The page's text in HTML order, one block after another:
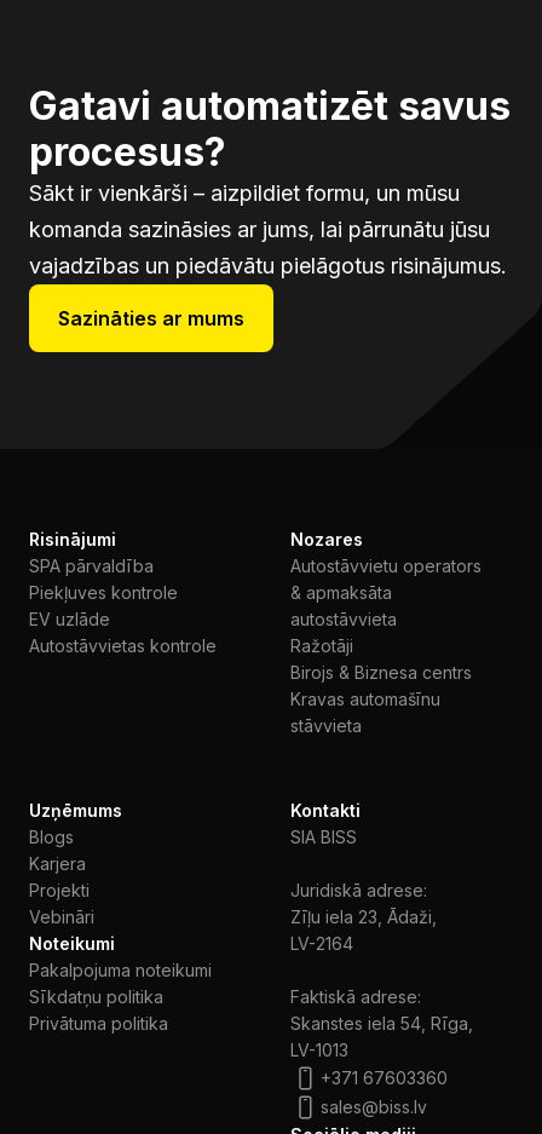
Gatavi automatizēt savus
procesus?
Sākt ir vienkārši – aizpildiet formu, un mūsu
komanda sazināsies ar jums, lai pārrunātu jūsu
vajadzības un piedāvātu pielāgotus risinājumus.
Sazināties ar mums
Risinājumi
SPA pārvaldība
Piekļuves kontrole
EV uzlāde
Autostāvvietas kontrole
Nozares
Autostāvvietu operators
& apmaksāta
autostāvvieta
Ražotāji
Birojs & Biznesa centrs
Kravas automašīnu
stāvvieta
Uzņēmums
Blogs
Karjera
Projekti
Vebināri
Noteikumi
Pakalpojuma noteikumi
Sīkdatņu politika
Privātuma politika
Kontakti
SIA BISS
Juridiskā adrese:
Zīļu iela 23, Ādaži,
LV-2164
Faktiskā adrese:
Skanstes iela 54, Rīga,
LV-1013
+371 67603360
sales@biss.lv